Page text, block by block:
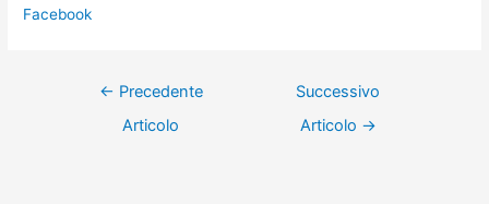
Facebook
Navigazione
articoli
← Precedente
Articolo
Successivo
Articolo →